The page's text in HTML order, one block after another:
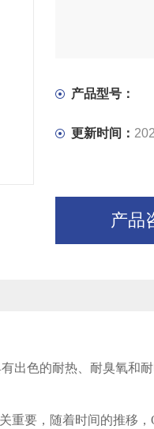
产品型号：
更新时间：
产品
出色的耐热、耐臭氧和
重要，随着时间的推移，